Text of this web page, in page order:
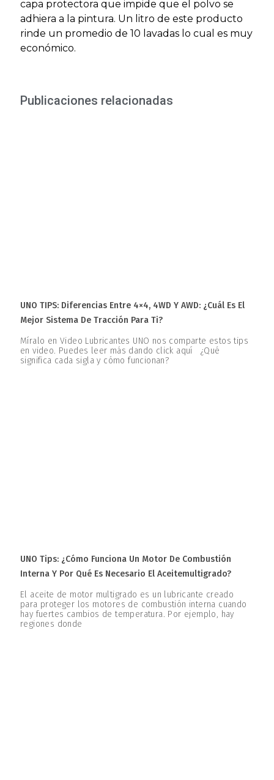
capa protectora que impide que el polvo se
adhiera a la pintura. Un litro de este producto
rinde un promedio de 10 lavadas lo cual es muy
económico.
Publicaciones relacionadas
UNO TIPS: Diferencias Entre 4×4, 4WD Y AWD: ¿Cuál Es El
Mejor Sistema De Tracción Para Ti?
Míralo en Video Lubricantes UNO nos comparte estos tips
en video. Puedes leer más dando click aquí ¿Qué
significa cada sigla y cómo funcionan?
UNO Tips: ¿Cómo Funciona Un Motor De Combustión
Interna Y Por Qué Es Necesario El Aceitemultigrado?
El aceite de motor multigrado es un lubricante creado
para proteger los motores de combustión interna cuando
hay fuertes cambios de temperatura. Por ejemplo, hay
regiones donde